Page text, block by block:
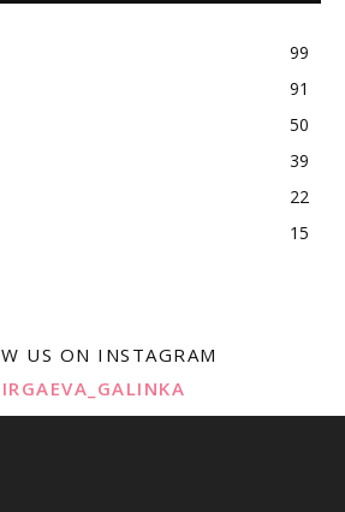
99
91
50
39
22
15
US ON INSTAGRAM